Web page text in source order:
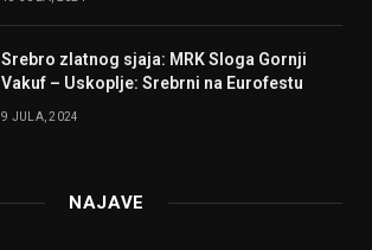
Srebro zlatnog sjaja: MRK Sloga Gornji
Vakuf – Uskoplje: Srebrni na Eurofestu
9 JULA, 2024
NAJAVE